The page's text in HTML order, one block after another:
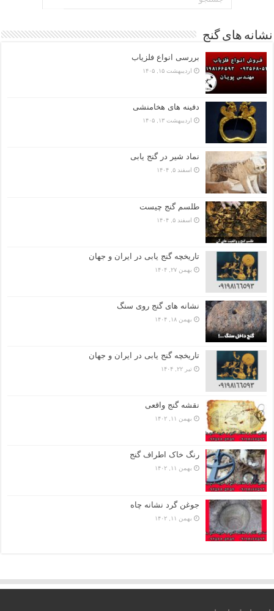
نشانه های گنج
بررسی انواع فلزیاب
اردیبهشت ۱۵, ۱۴۰۵
دفینه های هخامنشی
اردیبهشت ۱۳, ۱۴۰۵
نماد شیر در گنج یابی
اسفند ۵, ۱۴۰۴
طلسم گنج چیست
اسفند ۵, ۱۴۰۴
تاریخچه گنج‌ یابی در ایران و جهان
بهمن ۲۷, ۱۴۰۴
نشانه های گنج روی سنگ
بهمن ۱۸, ۱۴۰۴
تاریخچه گنج‌ یابی در ایران و جهان
تیر ۲۲, ۱۴۰۴
نقشه گنج واقعی
بهمن ۱۱, ۱۴۰۲
رنگ خاک اطراف گنج
بهمن ۱۱, ۱۴۰۲
جوغن گرد نشانه چاه
بهمن ۱۱, ۱۴۰۲